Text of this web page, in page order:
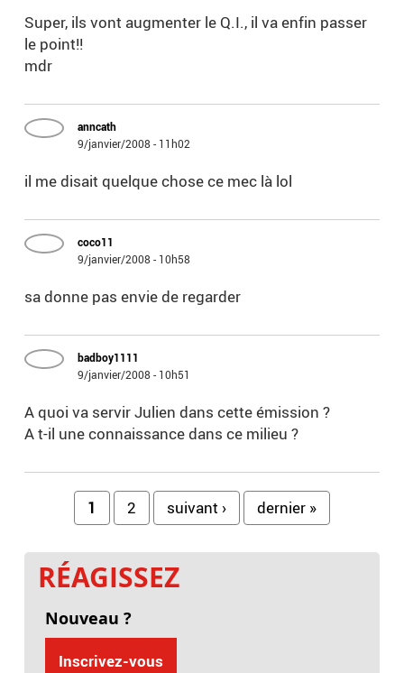
Super, ils vont augmenter le Q.I., il va enfin passer
le point!!
mdr
anncath
9/janvier/2008 - 11h02
il me disait quelque chose ce mec là lol
coco11
9/janvier/2008 - 10h58
sa donne pas envie de regarder
badboy1111
9/janvier/2008 - 10h51
A quoi va servir Julien dans cette émission ?
A t-il une connaissance dans ce milieu ?
Pages
1 2 suivant › dernier »
RÉAGISSEZ
Nouveau ?
Inscrivez-vous